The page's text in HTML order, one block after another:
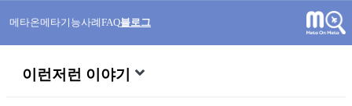
메타온메타기능사례FAQ블로그
이런저런 이야기